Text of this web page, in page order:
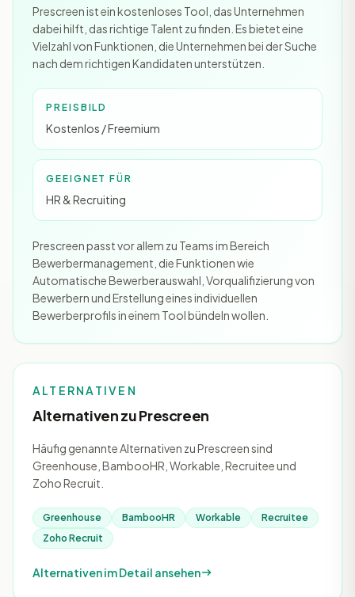
Prescreen ist ein kostenloses Tool, das Unternehmen
dabei hilft, das richtige Talent zu finden. Es bietet eine
Vielzahl von Funktionen, die Unternehmen bei der Suche
nach dem richtigen Kandidaten unterstützen.
PREISBILD
Kostenlos / Freemium
GEEIGNET FÜR
HR & Recruiting
Prescreen passt vor allem zu Teams im Bereich
Bewerbermanagement, die Funktionen wie
Automatische Bewerberauswahl, Vorqualifizierung von
Bewerbern und Erstellung eines individuellen
Bewerberprofils in einem Tool bündeln wollen.
ALTERNATIVEN
Alternativen zu Prescreen
Häufig genannte Alternativen zu Prescreen sind
Greenhouse, BambooHR, Workable, Recruitee und
Zoho Recruit.
Greenhouse BambooHR Workable
Recruitee
Zoho Recruit
Alternativen im Detail ansehen